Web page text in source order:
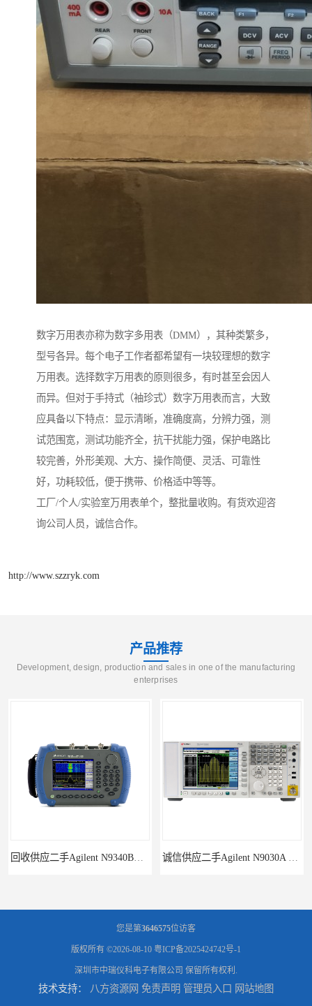
数字万用表亦称为数字多用表（DMM），其种类繁多，
型号各异。每个电子工作者都希望有一块较理想的数字
万用表。选择数字万用表的原则很多，有时甚至会因人
而异。但对于手持式（袖珍式）数字万用表而言，大致
应具备以下特点：显示清晰，准确度高，分辨力强，测
试范围宽，测试功能齐全，抗干扰能力强，保护电路比
较完善，外形美观、大方、操作简便、灵活、可靠性
好，功耗较低，便于携带、价格适中等等。
工厂/个人/实验室万用表单个，整批量收购。有货欢迎咨
询公司人员，诚信合作。
http://www.szzryk.com
产品推荐
Development, design, production and sales in one of the manufacturing
enterprises
回收供应二手Agilent N9340B手持式系列频谱分析仪 诚信供应二手Agilent N9030A 系列频谱分析仪
您是第3646575位访客
版权所有 ©2026-08-10 粤ICP备2025424742号-1
深圳市中瑞仪科电子有限公司 保留所有权利.
技术支持： 八方资源网 免责声明 管理员入口 网站地图